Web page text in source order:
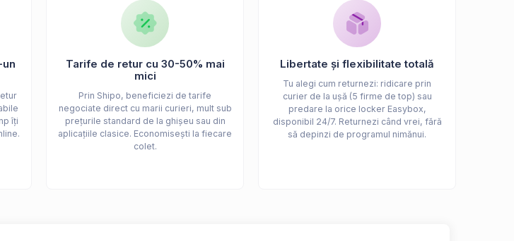
îți
Tarife de retur cu 30-50% mai
mici
Prin Shipo, beneficiezi de tarife
negociate direct cu marii curieri, mult sub
prețurile standard de la ghișeu sau din
aplicațiile clasice. Economisești la fiecare
colet.
Libertate și flexibilitate totală
Tu alegi cum returnezi: ridicare prin
curier de la ușă (5 firme de top) sau
predare la orice locker Easybox,
disponibil 24/7. Returnezi când vrei, fără
să depinzi de programul nimănui.